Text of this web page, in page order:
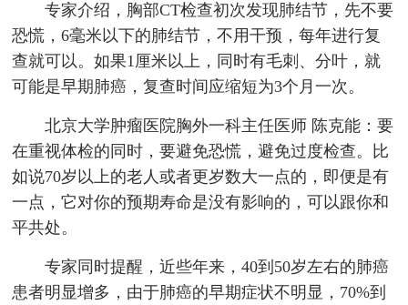
专家介绍，胸部CT检查初次发现肺结节，先不要
恐慌，6毫米以下的肺结节，不用干预，每年进行复
查就可以。如果1厘米以上，同时有毛刺、分叶，就
可能是早期肺癌，复查时间应缩短为3个月一次。
北京大学肿瘤医院胸外一科主任医师 陈克能：要
在重视体检的同时，要避免恐慌，避免过度检查。比
如说70岁以上的老人或者更岁数大一点的，即便是有
一点，它对你的预期寿命是没有影响的，可以跟你和
平共处。
专家同时提醒，近些年来，40到50岁左右的肺癌
患者明显增多，由于肺癌的早期症状不明显，70%到